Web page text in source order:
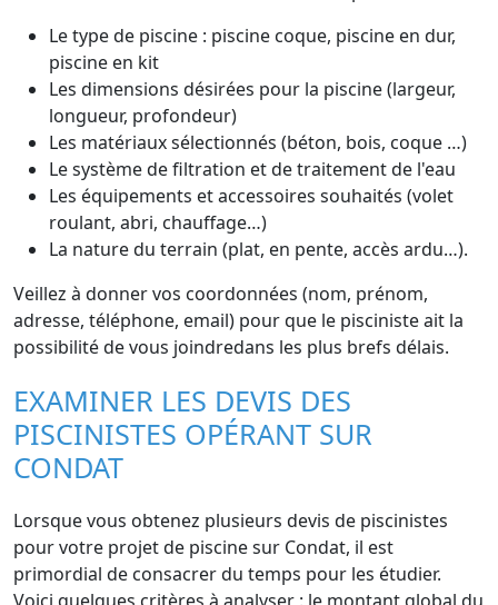
Le type de piscine : piscine coque, piscine en dur,
piscine en kit
Les dimensions désirées pour la piscine (largeur,
longueur, profondeur)
Les matériaux sélectionnés (béton, bois, coque …)
Le système de filtration et de traitement de l'eau
Les équipements et accessoires souhaités (volet
roulant, abri, chauffage…)
La nature du terrain (plat, en pente, accès ardu…).
Veillez à donner vos coordonnées (nom, prénom,
adresse, téléphone, email) pour que le pisciniste ait la
possibilité de vous joindredans les plus brefs délais.
EXAMINER LES DEVIS DES
PISCINISTES OPÉRANT SUR
CONDAT
Lorsque vous obtenez plusieurs devis de piscinistes
pour votre projet de piscine sur Condat, il est
primordial de consacrer du temps pour les étudier.
Voici quelques critères à analyser : le montant global du